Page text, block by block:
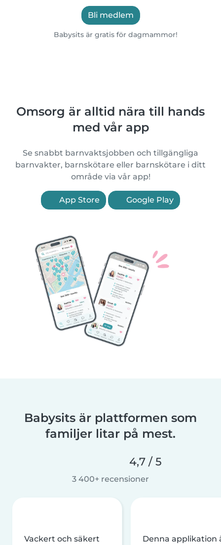
Bli medlem
Babysits är gratis för dagmammor!
Omsorg är alltid nära till hands
med vår app
Se snabbt barnvaktsjobben och tillgängliga
barnvakter, barnskötare eller barnskötare i ditt
område via vår app!
App Store Google Play
Babysits är plattformen som
familjer litar på mest.
4,7 / 5
3 400+ recensioner
Vackert och säkert
Denna applikation